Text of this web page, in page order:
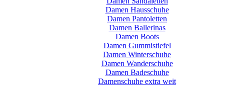
Damen Hausschuhe
Damen Pantoletten
Damen Ballerinas
Damen Boots
Damen Gummistiefel
Damen Winterschuhe
Damen Wanderschuhe
Damen Badeschuhe
Damenschuhe extra weit